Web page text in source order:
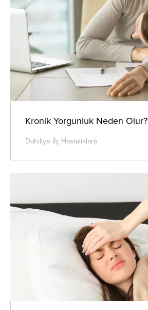
Kronik Yorgunluk Neden Olur?
Dahiliye (İç Hastalıkları)